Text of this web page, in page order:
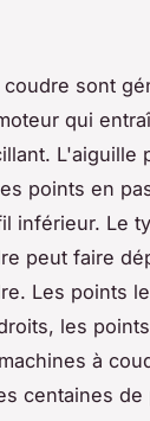
coudre sont
qui
L'aiguille
points en
inférieur. Le
peut faire
Les points
les
à
centaines